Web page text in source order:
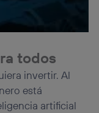
todos
invertir. Al
está
artificial